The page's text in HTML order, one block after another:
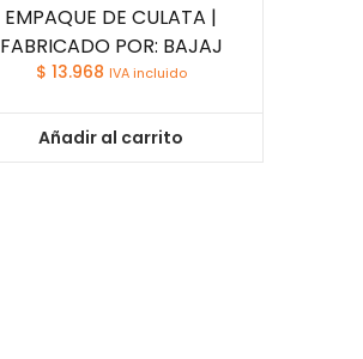
EMPAQUE DE CULATA |
FABRICADO POR: BAJAJ
$ 13.968 IVA incluido
Añadir al carrito